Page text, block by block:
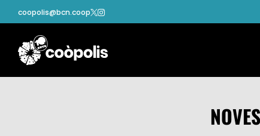
coopolis@bcn.coop